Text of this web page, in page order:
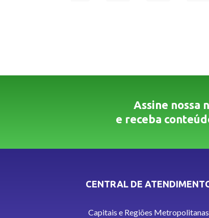
Assine nossa
e receba
CENTRAL DE
Capitais e Regiões Metropolitanas